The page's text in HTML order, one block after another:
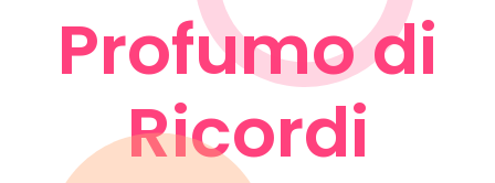
Profumo di
Ricordi